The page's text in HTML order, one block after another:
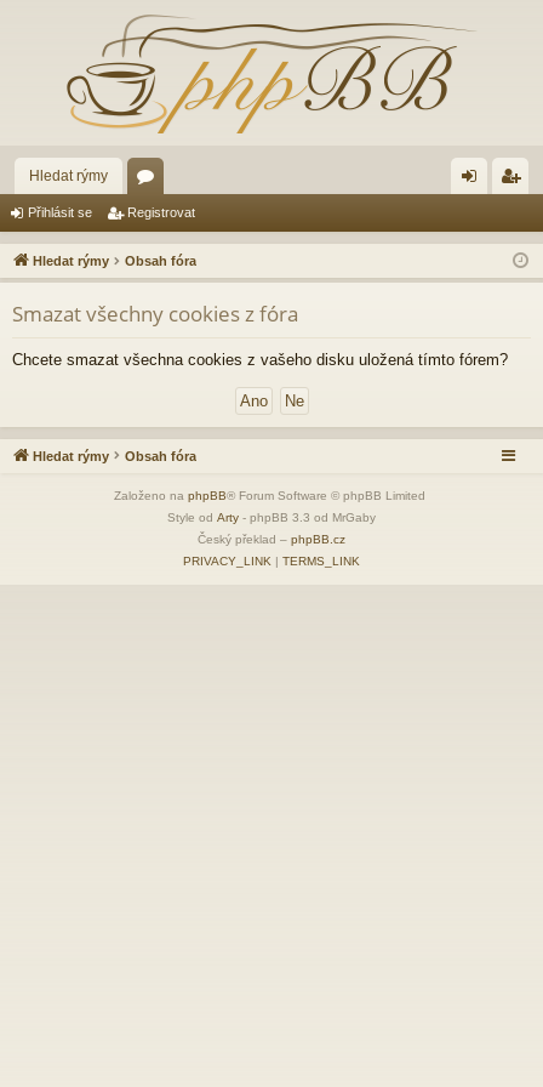
Hledat rýmy
ór
a lá
sit
ist
ro
Přihlásit se Registrovat
Hledat rýmy Obsah fóra
Smazat všechny cookies z fóra
Chcete smazat všechna cookies z vašeho disku uložená tímto fórem?
Hledat rýmy Obsah fóra
Založeno na phpBB® Forum Software © phpBB Limited
Style od Arty - phpBB 3.3 od MrGaby
Český překlad – phpBB.cz
PRIVACY_LINK | TERMS_LINK